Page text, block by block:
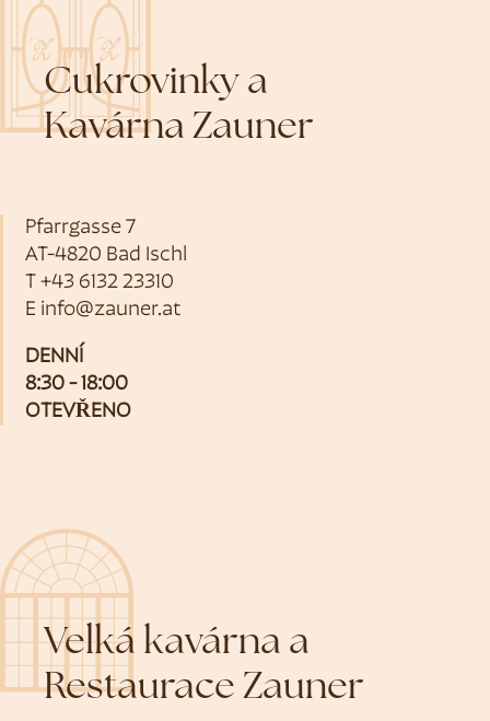
Cukrovinky a
Kavárna Zauner
Pfarrgasse 7
AT-4820 Bad Ischl
T +43 6132 23310
E info@zauner.at
DENNÍ
8:30 - 18:00
OTEVŘENO
Velká kavárna a
Restaurace Zauner